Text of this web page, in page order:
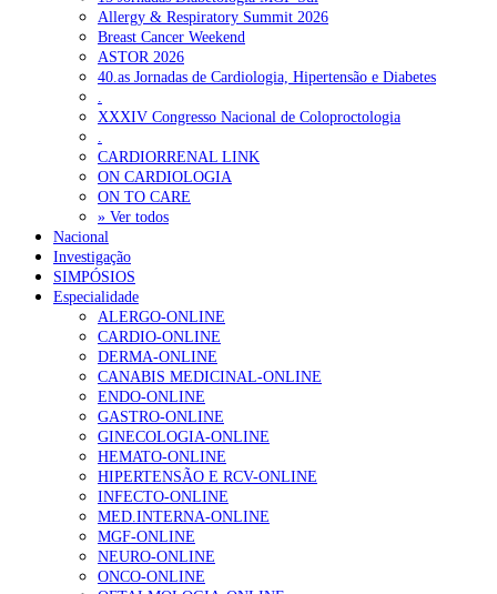
Allergy & Respiratory Summit 2026
Breast Cancer Weekend
ASTOR 2026
40.as Jornadas de Cardiologia, Hipertensão e Diabetes
XXXIV Congresso Nacional de Coloproctologia
CARDIORRENAL LINK
ON CARDIOLOGIA
ON TO CARE
» Ver todos
Nacional
Investigação
SIMPÓSIOS
Especialidade
ALERGO-ONLINE
CARDIO-ONLINE
DERMA-ONLINE
CANABIS MEDICINAL-ONLINE
ENDO-ONLINE
GASTRO-ONLINE
GINECOLOGIA-ONLINE
HEMATO-ONLINE
HIPERTENSÃO E RCV-ONLINE
INFECTO-ONLINE
MED.INTERNA-ONLINE
MGF-ONLINE
NEURO-ONLINE
ONCO-ONLINE